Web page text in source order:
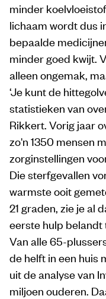
minder
lichaam wordt dus
bepaalde
minder goed kwijt.
alleen ongemak,
‘Je kunt de
statistieken van
Rikkert. Vorig jaar
zo'n 1350 mensen
zorginstellingen
Die sterfgevallen
warmste ooit
21 graden, zie je al
eerste hulp belandt
Van alle 65-
de helft in een huis
uit de analyse van
miljoen ouderen.